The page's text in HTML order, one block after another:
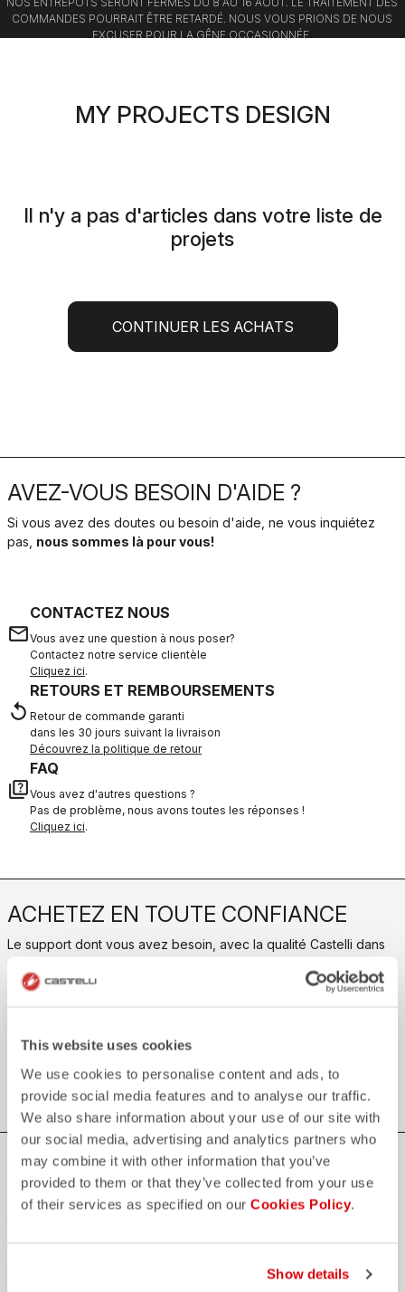
This website uses cookies
We use cookies to personalise content and ads, to
provide social media features and to analyse our traffic.
We also share information about your use of our site with
our social media, advertising and analytics partners who
may combine it with other information that you’ve
provided to them or that they’ve collected from your use
of their services as specified on our Cookies Policy.
Show details
COMMANDES POURRAIT ÊTRE RETARDÉ. NOUS VOUS PRIONS DE NOUS
EXCUSER POUR LA GÊNE OCCASIONNÉE.
MY PROJECTS DESIGN
Il n'y a pas d'articles dans votre liste de
projets
CONTINUER LES ACHATS
AVEZ-VOUS BESOIN D'AIDE ?
Si vous avez des doutes ou besoin d'aide, ne vous inquiétez
pas, nous sommes là pour vous!
email
CONTACTEZ NOUS
Vous avez une question à nous poser?
Contactez notre service clientèle
Cliquez ici.
replay
RETOURS ET REMBOURSEMENTS
Retour de commande garanti
dans les 30 jours suivant la livraison
Découvrez la politique de retour
quiz
FAQ
Vous avez d'autres questions ?
Pas de problème, nous avons toutes les réponses !
Cliquez ici.
ACHETEZ EN TOUTE CONFIANCE
Le support dont vous avez besoin, avec la qualité Castelli dans
credit_card
local_shipping EXPÉDITION EN 3/5 JOURS OUVRABLES
shieldGARANTIE ET QUALITÉ CASTELLI
REJOIGNEZ LE MONDE CASTELLI
Soyez le premier à être informé des nouvelles spéciales de